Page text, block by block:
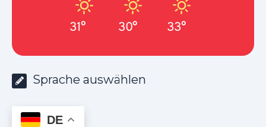
31° 30° 33°
Sprache auswählen
DE